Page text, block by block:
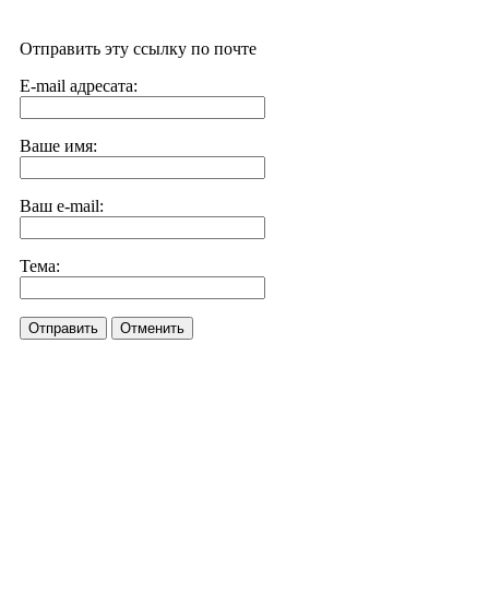
Отправить эту ссылку по почте
E-mail адресата:
Ваше имя:
Ваш e-mail:
Тема:
Отправить Отменить